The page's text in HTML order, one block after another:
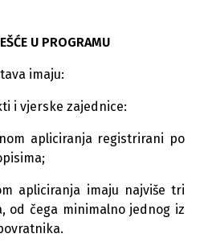
U PROGRAMU
imaju:
vjerske zajednice:
registrirani po
imaju najviše tri
od čega minimalno jednog iz